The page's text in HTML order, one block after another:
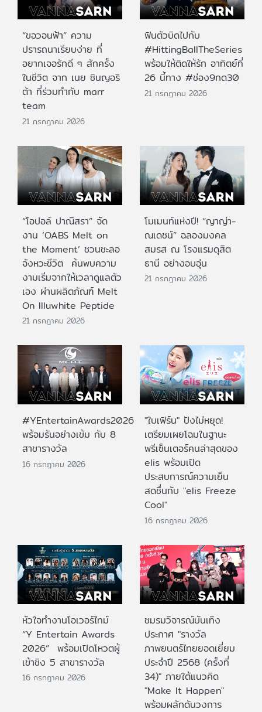
“ขอวอนฟ้า” ความ
ปรารถนาเรียบง่าย ที่
อยากเจอรักดี ๆ สักครั้ง
ในชีวิต จาก เนย ซินญอริ
ต้า ที่ร่วมทำกับ marr
team
21 กรกฎาคม 2026
ฟินตัวบิดไปกับ
#HittingBallTheSeries
พร้อมให้ติดให้รัก อาทิตย์ที่
26 นี้ทาง #ช่อง9กด30
21 กรกฎาคม 2026
“โอปอล์ ปาณิสรา” จัด
งาน ‘OABS Melt on
the Moment’ ชวนชะลอ
จังหวะชีวิต ค้นพบความ
งามเริ่มจากให้เวลาดูแลตัว
เอง ผ่านผลิตภัณฑ์ Melt
On Illuwhite Peptide
21 กรกฎาคม 2026
โมเมนท์แห่งปี! “ญาญ่า-
ณเดชน์” ฉลองมงคล
สมรส ณ โรงแรมดุสิต
ธานี อย่างอบอุ่น
21 กรกฎาคม 2026
#YEntertainAwards2026
พร้อมรันอย่างเข้ม กับ 8
สาขารางวัล
16 กรกฎาคม 2026
"ใบเฟิร์น" ปังไม่หยุด!
เตรียมเผยโฉมในฐานะ
พรีเซ็นเตอร์คนล่าสุดของ
elis พร้อมเปิด
ประสบการณ์ความเย็น
สดชื่นกับ "elis Freeze
Cool"
16 กรกฎาคม 2026
หัวใจทำงานโอเวอร์ไทม์
“Y Entertain Awards
2026” พร้อมเปิดโหวตผู้
เข้าชิง 5 สาขารางวัล
16 กรกฎาคม 2026
ชมรมวิจารณ์บันเทิง
ประกาศ "รางวัล
ภาพยนตร์ไทยยอดเยี่ยม
ประจําปี 2568 (ครั้งที่
34)" ภายใต้แนวคิด
"Make It Happen"
พร้อมผลักดันวงการ